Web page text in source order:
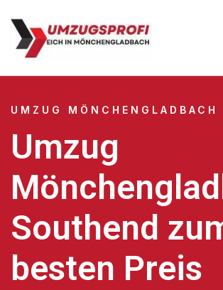
UMZUG MÖNCHENGLADBACH
Umzug
Southend
besten Preis